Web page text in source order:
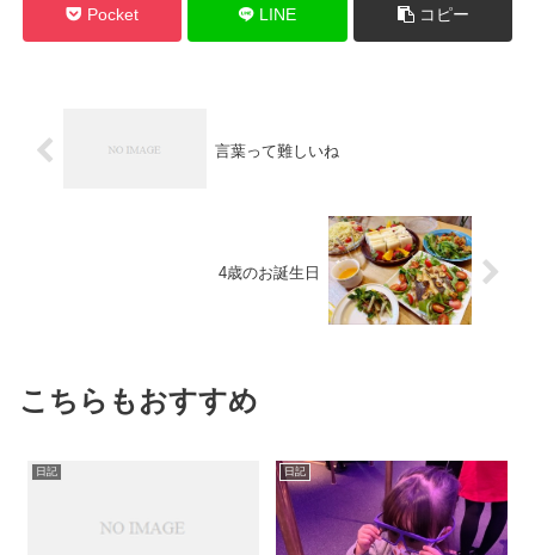
Pocket LINE コピー
言葉って難しいね
4歳のお誕生日
こちらもおすすめ
日記 日記